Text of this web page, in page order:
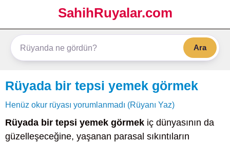
SahihRuyalar.com
Ara
Rüyada bir tepsi yemek görmek
Henüz okur rüyası yorumlanmadı (Rüyanı Yaz)
Rüyada bir tepsi yemek görmek iç dünyasının da
güzelleşeceğine, yaşanan parasal sıkıntıların